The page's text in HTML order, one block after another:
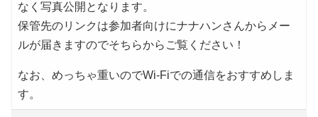
なく写真公開となります。
保管先のリンクは参加者向けにナナハンさんからメー
ルが届きますのでそちらからご覧ください！
なお、めっちゃ重いのでWi-Fiでの通信をおすすめしま
す。